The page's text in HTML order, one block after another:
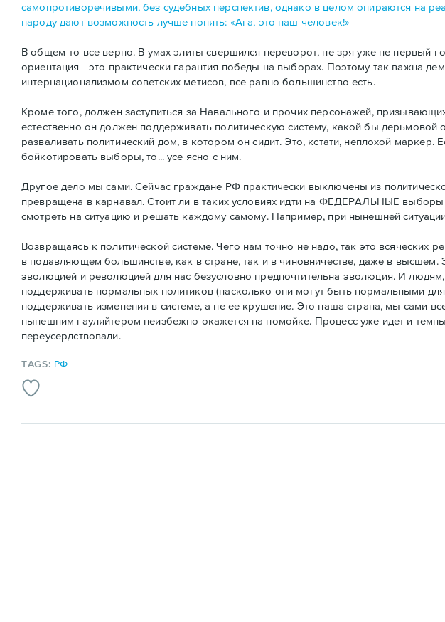
самопротиворечивыми, без судебных перспектив, однако в целом опираются на
народу дают возможность лучше понять: «Ага, это наш человек!»
В общем-то все верно. В умах элиты свершился переворот, не зря уже не первый
ориентация - это практически гарантия победы на выборах. Поэтому так важна
интернационализмом советских метисов, все равно большинство есть.
Кроме того, должен заступиться за Навального и прочих персонажей,
естественно он должен поддерживать политическую систему, какой бы
разваливать политический дом, в котором он сидит. Это, кстати, неплохой
бойкотировать выборы, то... усе ясно с ним.
Другое дело мы сами. Сейчас граждане РФ практически выключены из
превращена в карнавал. Стоит ли в таких условиях идти на ФЕДЕРАЛЬНЫЕ
смотреть на ситуацию и решать каждому самому. Например, при нынешней
Возвращаясь к политической системе. Чего нам точно не надо, так это всяческих
в подавляющем большинстве, как в стране, так и в чиновничестве, даже в
эволюцией и революцией для нас безусловно предпочтительна эволюция. И
поддерживать нормальных политиков (насколько они могут быть нормальными
поддерживать изменения в системе, а не ее крушение. Это наша страна, мы сами
нынешним гауляйтером неизбежно окажется на помойке. Процесс уже идет и
переусердствовали.
TAGS: РФ